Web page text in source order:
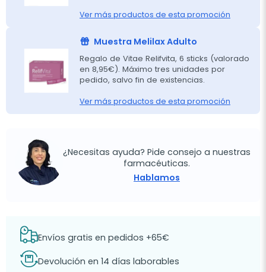
Ver más productos de esta promoción
Muestra Melilax Adulto
Regalo de Vitae Relifvita, 6 sticks (valorado
en 8,95€). Máximo tres unidades por
pedido, salvo fin de existencias.
Ver más productos de esta promoción
¿Necesitas ayuda? Pide consejo a nuestras
farmacéuticas.
Hablamos
Envíos gratis en pedidos +65€
Devolución en 14 días laborables